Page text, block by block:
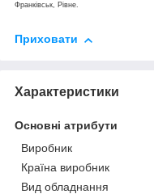
Франківськ, Рівне.
Приховати
Характеристики
Основні атрибути
Виробник
Країна виробник
Вид обладнання